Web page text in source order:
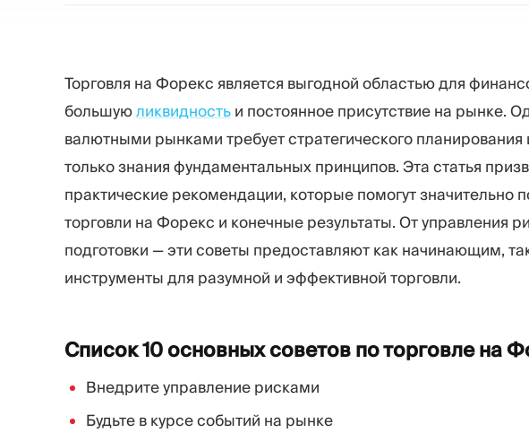
Торговля на Форекс является выгодной областью для
большуюликвидность и постоянное присутствие на рынке.
валютными рынками требует стратегического планирования
только знания фундаментальных принципов. Эта статья
практические рекомендации, которые помогут значительно
торговли на Форекс и конечные результаты. От управления
подготовки — эти советы предоставляют как начинающим,
инструменты для разумной и эффективной торговли.
Список 10 основных советов по торговле на
Внедрите управление рисками
Будьте в курсе событий на рынке